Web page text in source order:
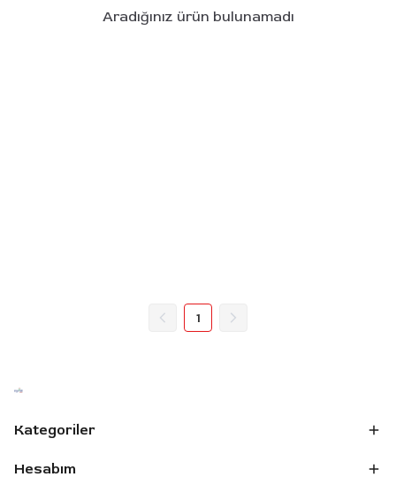
Aradığınız ürün bulunamadı
1
Kategoriler
Hesabım